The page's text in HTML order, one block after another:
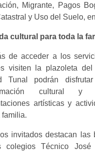
Migrante, Pagos
y Uso del Suelo,
cultural para toda la
de acceder a los
visiten la plazoleta del
Tunal podrán
cultural y
artísticas y
familia.
invitados destacan las
colegios Técnico José